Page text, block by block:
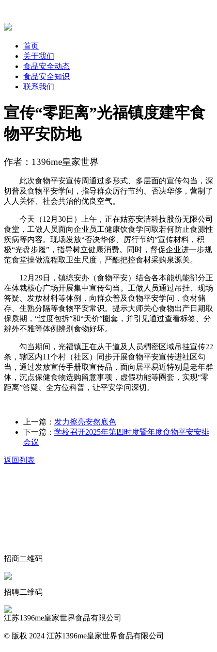
首页
关于我们
食品安全动态
食品安全知识
联系我们
宣传“零距离”光福镇度建牢食
物平安防地
作者：1396me皇家世界
此次食物平安宣传周通过多形式、多层面的宣传勾当，深
切普及食物平安学问，指导群众厉行节约、否决华侈，营制了
人人关怀、社会共治的优良空气。
今天（12月30日）上午，正在姑苏安洁科技股份无限公司
食堂，工做人员面向企业员工健康饮食学问取若何防止食源性
疾病等内容。现场发放“否决华侈、厉行节约”宣传材料，积
极“光盘步履”，指导树立健康消费。同时，督促企业进一步规
范食堂操做流程取卫生尺度，严酷把控食材采购泉源关。
12月29日，镇综安办（食物平安）结合各本能机能部分正
在体裁核心广场开展集中宣传勾当。工做人员通过吊挂、现场
答疑、发放材料等体例，向群众普及食物平安学问，食材储
存、生熟分隔等食物平安常识。提示大师关心食物出产日期取
保质期，“过度包拆”和“天价”圈套，并引见通过查看标签、分
辨外不雅等体例辨别食物好坏。
勾当期间，光福镇正在从干道及人员稠密区域吊挂宣传22
条，辖区内11个村（社区）同步开展食物平安宣传进社区勾
当，通过发放宣传手册取宣传品，面向居平易近特别是老年群
体，沉点保健食物选购留意事项，虚假功能等圈套，实现“零
距离”答疑、全方位科普，让平安学问深切。
上一篇： 发力擦亮安然底色
下一篇： 学校召开2025年第四时度暨年度食物平安安排
会议
返回列表
招商二维码
招聘二维码
江苏1396me皇家世界食品有限公司
© 版权 2024 江苏1396me皇家世界食品有限公司